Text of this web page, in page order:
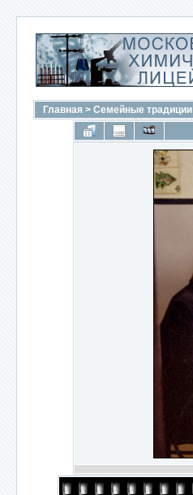
Главная > Семейные традиции